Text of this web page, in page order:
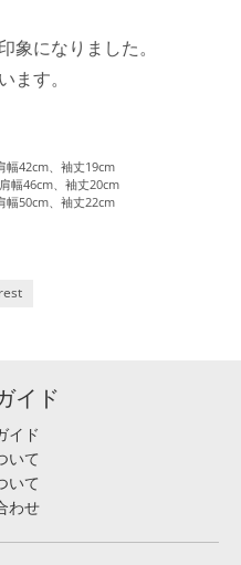
象になりました。
ます。
幅42cm、袖丈19cm
幅46cm、袖丈20cm
幅50cm、袖丈22cm
イド
イド
いて
いて
わせ